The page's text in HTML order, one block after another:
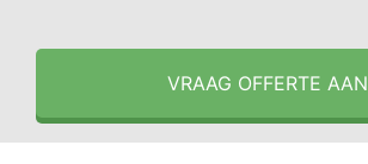
VRAAG OFFERTE AAN